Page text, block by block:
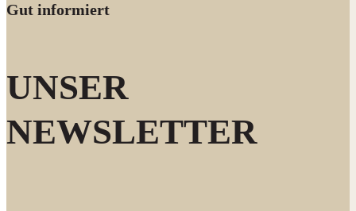
Gut informiert
UNSER
NEWSLETTER